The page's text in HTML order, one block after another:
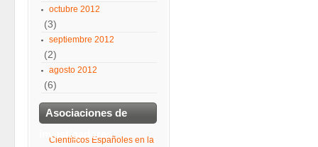
octubre 2012
(3)
septiembre 2012
(2)
agosto 2012
(6)
Asociaciones de
investigadores
Científicos Españoles en la